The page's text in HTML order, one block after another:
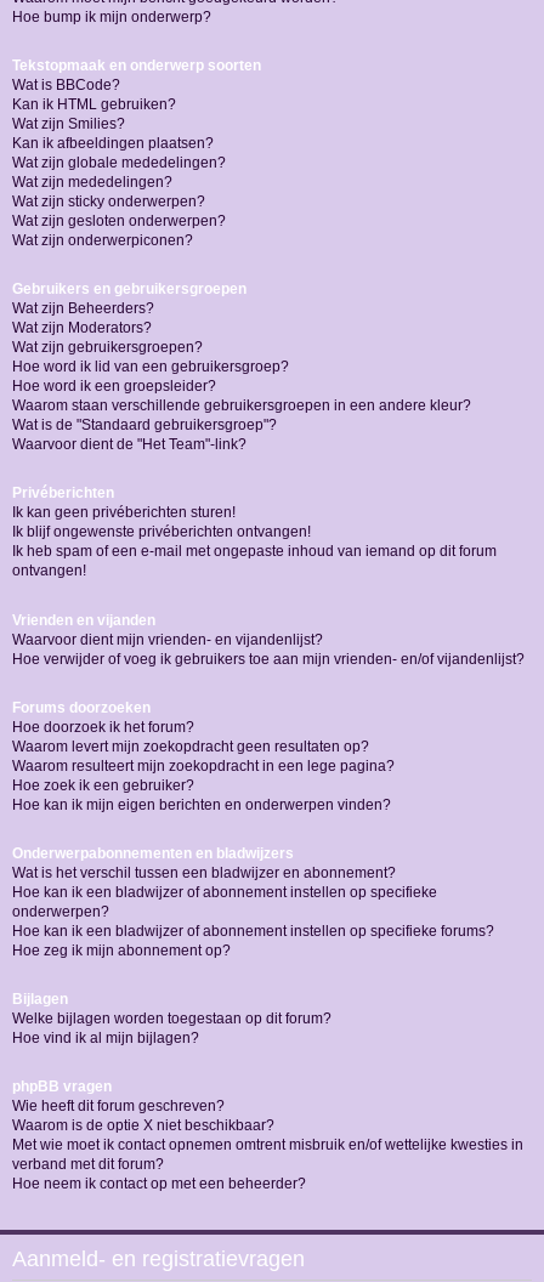
Hoe bump ik mijn onderwerp?
Tekstopmaak en onderwerp soorten
Wat is BBCode?
Kan ik HTML gebruiken?
Wat zijn Smilies?
Kan ik afbeeldingen plaatsen?
Wat zijn globale mededelingen?
Wat zijn mededelingen?
Wat zijn sticky onderwerpen?
Wat zijn gesloten onderwerpen?
Wat zijn onderwerpiconen?
Gebruikers en gebruikersgroepen
Wat zijn Beheerders?
Wat zijn Moderators?
Wat zijn gebruikersgroepen?
Hoe word ik lid van een gebruikersgroep?
Hoe word ik een groepsleider?
Waarom staan verschillende gebruikersgroepen in een andere kleur?
Wat is de "Standaard gebruikersgroep"?
Waarvoor dient de "Het Team"-link?
Privéberichten
Ik kan geen privéberichten sturen!
Ik blijf ongewenste privéberichten ontvangen!
Ik heb spam of een e-mail met ongepaste inhoud van iemand op dit forum
ontvangen!
Vrienden en vijanden
Waarvoor dient mijn vrienden- en vijandenlijst?
Hoe verwijder of voeg ik gebruikers toe aan mijn vrienden- en/of vijandenlijst?
Forums doorzoeken
Hoe doorzoek ik het forum?
Waarom levert mijn zoekopdracht geen resultaten op?
Waarom resulteert mijn zoekopdracht in een lege pagina?
Hoe zoek ik een gebruiker?
Hoe kan ik mijn eigen berichten en onderwerpen vinden?
Onderwerpabonnementen en bladwijzers
Wat is het verschil tussen een bladwijzer en abonnement?
Hoe kan ik een bladwijzer of abonnement instellen op specifieke
onderwerpen?
Hoe kan ik een bladwijzer of abonnement instellen op specifieke forums?
Hoe zeg ik mijn abonnement op?
Bijlagen
Welke bijlagen worden toegestaan op dit forum?
Hoe vind ik al mijn bijlagen?
phpBB vragen
Wie heeft dit forum geschreven?
Waarom is de optie X niet beschikbaar?
Met wie moet ik contact opnemen omtrent misbruik en/of wettelijke kwesties in
verband met dit forum?
Hoe neem ik contact op met een beheerder?
Aanmeld- en registratievragen